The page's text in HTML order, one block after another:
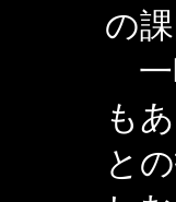
の課
一
も
と